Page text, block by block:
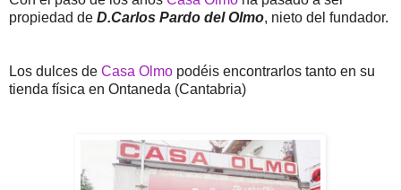
propiedad de D.Carlos Pardo del Olmo, nieto del fundador.
Los dulces de Casa Olmo podéis encontrarlos tanto en su
tienda física en Ontaneda (Cantabria)